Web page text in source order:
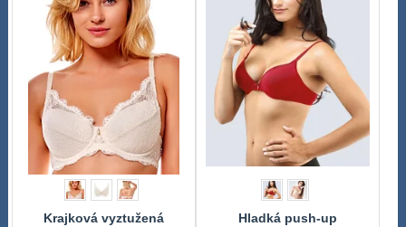
Krajková vyztužená
Hladká push-up